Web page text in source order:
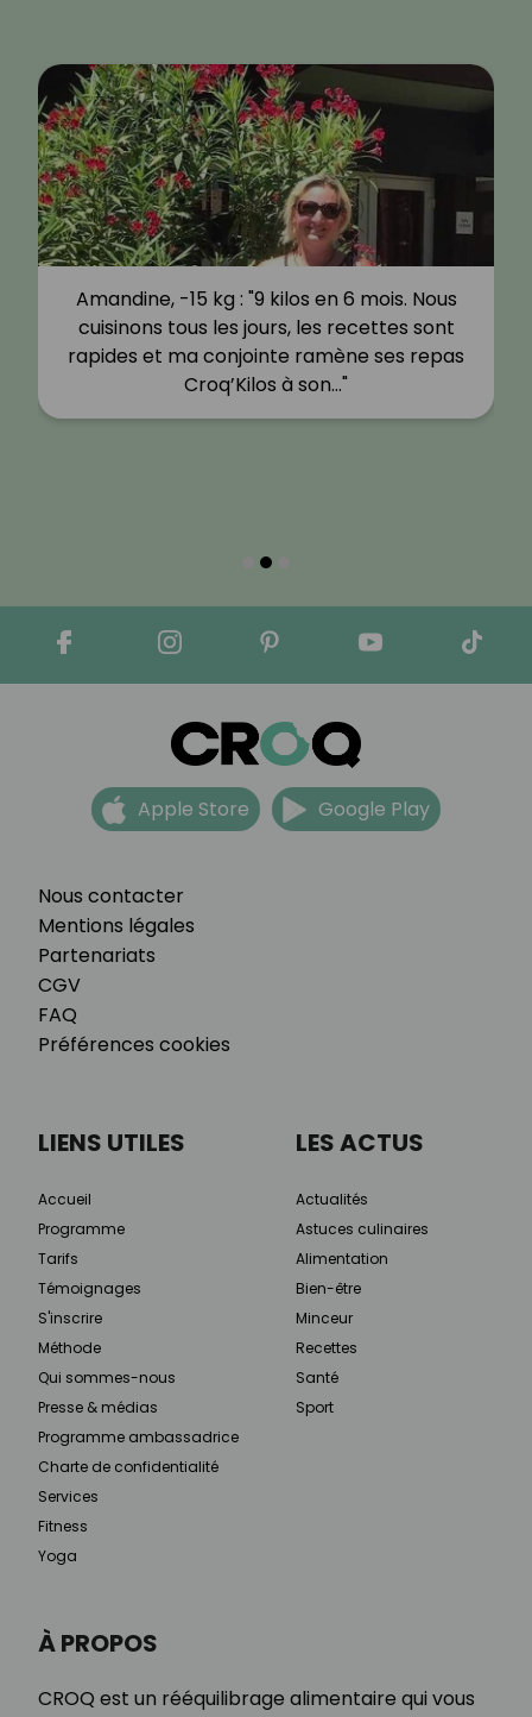
Amandine, -15 kg : "9 kilos en 6 mois. Nous
cuisinons tous les jours, les recettes sont
rapides et ma conjointe ramène ses repas
Croq’Kilos à son…"
Nous contacter
Mentions légales
Partenariats
CGV
FAQ
Préférences cookies
Apple Store Google Play
À PROPOS
CROQ est un rééquilibrage alimentaire qui vous
LIENS UTILES
Accueil
Programme
Tarifs
Témoignages
S'inscrire
Méthode
Qui sommes-nous
Presse & médias
Programme ambassadrice
Charte de confidentialité
Services
Fitness
Yoga
LES ACTUS
Actualités
Astuces culinaires
Alimentation
Bien-être
Minceur
Recettes
Santé
Sport